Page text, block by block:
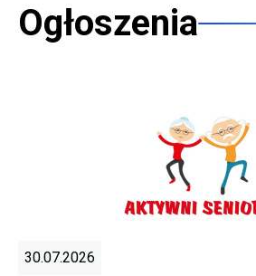
Ogłoszenia
30.07.2026